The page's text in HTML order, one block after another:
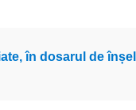
în dosarul de